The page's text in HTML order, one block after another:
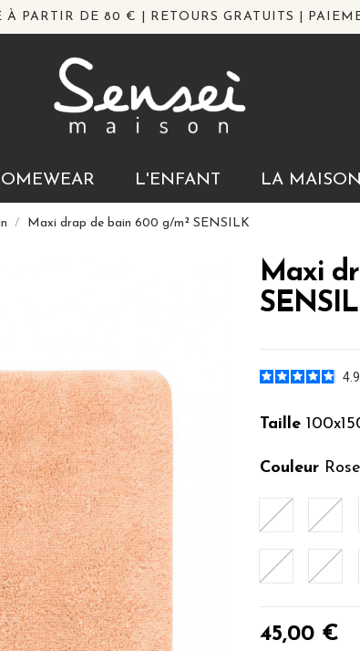
PARTIR DE 80 € | RETOURS GRATUITS |
L'ENFANT LA MAISON
Maxi drap de bain 600 g/m² SENSILK
Maxi
4.9
Taille
Couleur
Blanc Sable
Sauge
45,00 €